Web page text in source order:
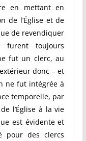
en mettant en
de l’Église et de
de revendiquer
furent toujours
fut un clerc, au
donc – et
ne fut intégrée à
temporelle, par
l’Église à la vie
est évidente et
pour des clercs